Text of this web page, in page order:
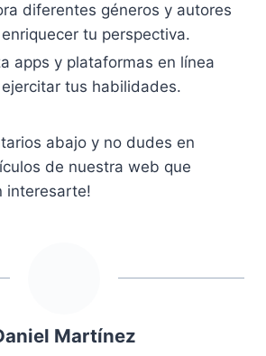
diferentes géneros y autores
tu perspectiva.
apps y plataformas en línea
tus habilidades.
abajo y no dudes en
de nuestra web que
interesarte!
Martínez